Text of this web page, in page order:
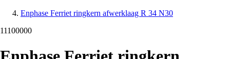
Enphase Ferriet ringkern afwerklaag R 34 N30
11100000